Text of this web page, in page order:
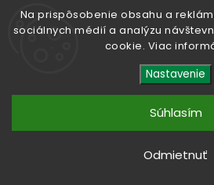
Na prispôsobenie obsahu a
sociálnych médií a analýzu
cookie. Viac
Nastavenie
Odmietnuť
Súhlasím